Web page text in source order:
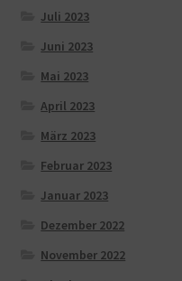
Juli 2023
Juni 2023
Mai 2023
April 2023
März 2023
Februar 2023
Januar 2023
Dezember 2022
November 2022